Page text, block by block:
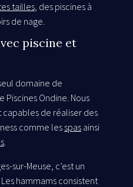
tailles, des piscines à
de nage.
piscine et
domaine de
Ondine. Nous
capables de réaliser des
comme les spas ainsi
.
sur-Meuse, c’est un
hammams consistent